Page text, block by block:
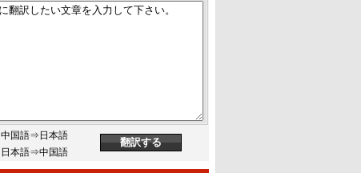
中国語⇒日本語
日本語⇒中国語